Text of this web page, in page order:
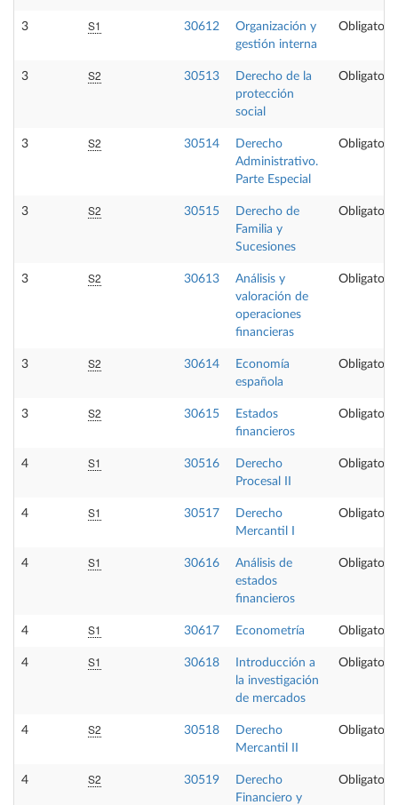
3 S1 30612
Organización y
gestión interna
Obligatoria
3 S2 30513
Derecho de la
protección
social
Obligatoria
3 S2 30514
Derecho
Administrativo.
Parte Especial
Obligatoria
3 S2 30515
Derecho de
Familia y
Sucesiones
Obligatoria
3 S2 30613
Análisis y
valoración de
operaciones
financieras
Obligatoria
3 S2 30614
Economía
española
Obligatoria
3 S2 30615
Estados
financieros
Obligatoria
4 S1 30516
Derecho
Procesal II
Obligatoria
4 S1 30517
Derecho
Mercantil I
Obligatoria
4 S1 30616
Análisis de
estados
financieros
Obligatoria
4 S1 30617 Econometría Obligatoria
4 S1 30618
Introducción a
la investigación
de mercados
Obligatoria
4 S2 30518
Derecho
Mercantil II
Obligatoria
4 S2 30519
Derecho
Financiero y
Obligatoria